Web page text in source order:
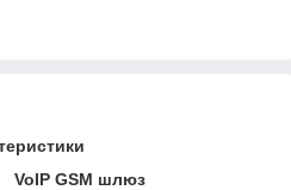
VoIP GSM шлюз